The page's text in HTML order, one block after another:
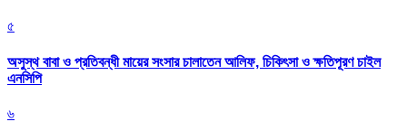
৫
অসুস্থ বাবা ও প্রতিবন্ধী মায়ের সংসার চালাতেন আলিফ, চিকিৎসা ও ক্ষতিপূরণ চাইল
এনসিপি
৬